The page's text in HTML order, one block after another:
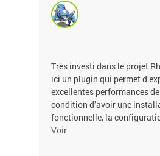
Très investi dans le projet
ici un plugin qui permet
excellentes performances
condition d’avoir une
fonctionnelle, la
Voir